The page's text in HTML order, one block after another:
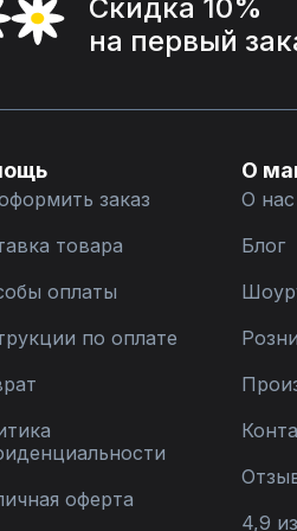
Скидка 10%
на первый
заказ
товара
оплаты
по оплате
оферта
О
О нас
Блог
4,9